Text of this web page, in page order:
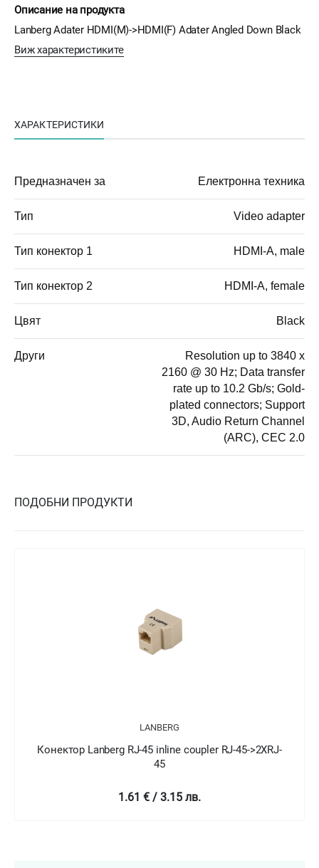
Описание на продукта
Lanberg Adater HDMI(M)->HDMI(F) Adater Angled Down Black
Виж характеристиките
ХАРАКТЕРИСТИКИ
Предназначен за Електронна техника
Тип Video adapter
Тип конектор 1 HDMI-A, male
Тип конектор 2 HDMI-A, female
Цвят Black
Други
Resolution up to 3840 x
2160 @ 30 Hz; Data transfer
rate up to 10.2 Gb/s; Gold-
plated connectors; Support
3D, Audio Return Channel
(ARC), CEC 2.0
ПОДОБНИ ПРОДУКТИ
LANBERG
Конектор Lanberg RJ-45 inline coupler RJ-45->2XRJ-
45
1.61 € / 3.15 лв.